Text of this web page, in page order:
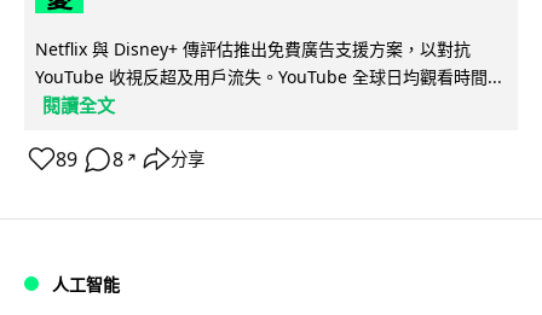
Netflix 與 Disney+ 傳評估推出免費廣告支援方案，以對抗
YouTube 收視反超及用戶流失。YouTube 全球日均觀看時間...
閱讀全文
89 8 ↗ 分享
人工智能